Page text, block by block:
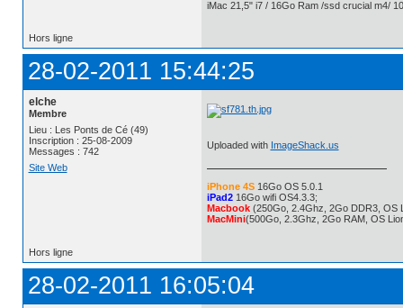
iMac 21,5" i7 / 16Go Ram /ssd crucial m4/
Hors ligne
28-02-2011 15:44:25
elche
Membre
Lieu : Les Ponts de Cé (49)
Inscription : 25-08-2009
Messages : 742
Site Web
Uploaded with ImageShack.us
iPhone 4S16Go OS 5.0.1
iPad216Go wifi OS4.3.3;
Macbook (250Go, 2.4Ghz, 2Go DDR3, OS
MacMini(500Go, 2.3Ghz, 2Go RAM, OS
Hors ligne
28-02-2011 16:05:04